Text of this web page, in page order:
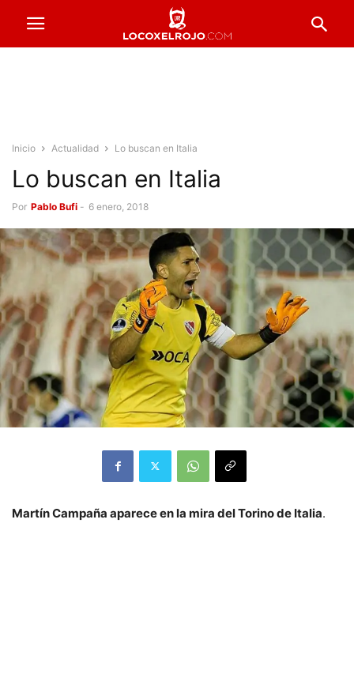
Inicio Actualidad Lo buscan en Italia
Lo buscan en Italia
Por Pablo Bufi - 6 enero, 2018
Martín Campaña aparece en la mira del Torino de Italia.